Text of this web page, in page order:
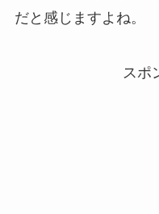
だと感じますよね。
スポ